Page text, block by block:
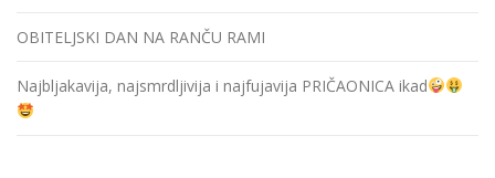
OBITELJSKI DAN NA RANČU RAMI
Najbljakavija, najsmrdljivija i najfujavija PRIČAONICA ikad